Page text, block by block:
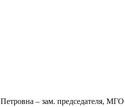
– зам. председателя,